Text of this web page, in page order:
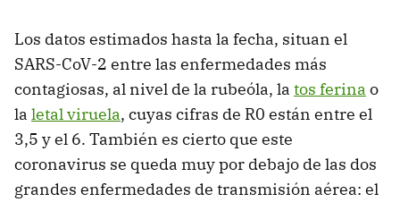
Los datos estimados hasta la fecha, situan el
SARS-CoV-2 entre las enfermedades más
contagiosas, al nivel de la rubeóla, la tos ferina o
la letal viruela, cuyas cifras de R0 están entre el
3,5 y el 6. También es cierto que este
coronavirus se queda muy por debajo de las dos
grandes enfermedades de transmisión aérea: el